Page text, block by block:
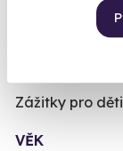
Skupinové
Zážitky pro děti
VĚK